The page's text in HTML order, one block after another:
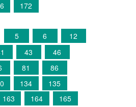
172
5 6
12
43
46
81
86
134
135
163 164
165